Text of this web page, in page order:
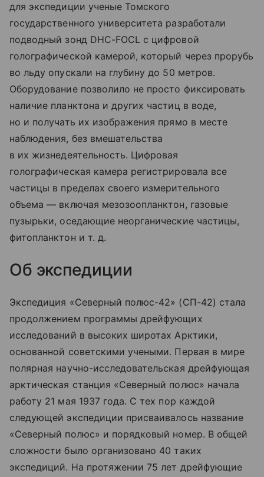
для экспедиции ученые Томского
государственного университета разработали
подводный зонд DHC-FOCL с цифровой
голографической камерой, который через прорубь
во льду опускали на глубину до 50 метров.
Оборудование позволило не просто фиксировать
наличие планктона и других частиц в воде,
но и получать их изображения прямо в месте
наблюдения, без вмешательства
в их жизнедеятельность. Цифровая
голографическая камера регистрировала все
частицы в пределах своего измерительного
объема — включая мезозоопланктон, газовые
пузырьки, оседающие неорганические частицы,
фитопланктон и т. д.
Об экспедиции
Экспедиция «Северный полюс-42» (СП-42) стала
продолжением программы дрейфующих
исследований в высоких широтах Арктики,
основанной советскими учеными. Первая в мире
полярная научно-исследовательская дрейфующая
арктическая станция «Северный полюс» начала
работу 21 мая 1937 года. С тех пор каждой
следующей экспедиции присваивалось название
«Северный полюс» и порядковый номер. В общей
сложности было организовано 40 таких
экспедиций. На протяжении 75 лет дрейфующие